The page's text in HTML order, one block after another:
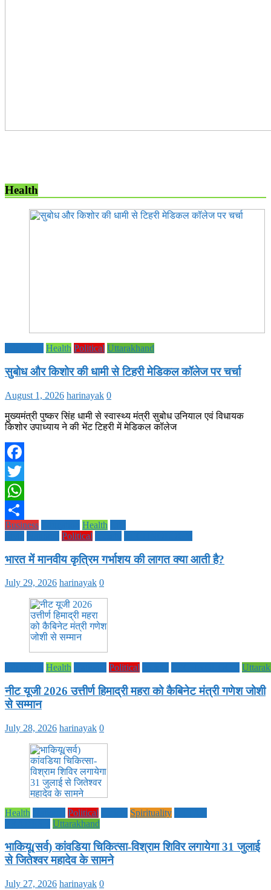
Health
Health Political Uttarakhand
सुबोध और किशोर की धामी से टिहरी मेडिकल कॉलेज पर चर्चा
August 1, 2026 harinayak 0
मुख्यमंत्री पुष्कर सिंह धामी से स्वास्थ्य मंत्री सुबोध उनियाल एवं विधायक
किशोर उपाध्याय ने की भेंट टिहरी में मेडिकल कॉलेज
Facebook
Twitter
WhatsApp
Share
Business Health
Political
भारत में मानवीय कृत्रिम गर्भाशय की लागत क्या आती है?
July 29, 2026 harinayak 0
Health Political
नीट यूजी 2026 उत्तीर्ण हिमाद्री महरा को कैबिनेट मंत्री गणेश जोशी
से सम्मान
July 28, 2026 harinayak 0
Health Political Spirituality
Uttarakhand
भाकियू(सर्व) कांवडिया चिकित्सा-विश्राम शिविर लगायेगा 31 जुलाई
से जितेश्वर महादेव के सामने
July 27, 2026 harinayak 0